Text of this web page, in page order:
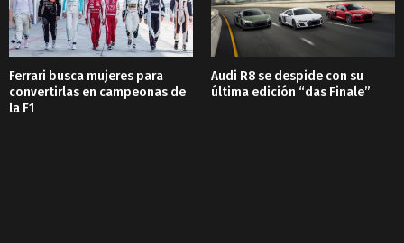
Ferrari busca mujeres para
convertirlas en campeonas de
la F1
Audi R8 se despide con su
última edición “das Finale”